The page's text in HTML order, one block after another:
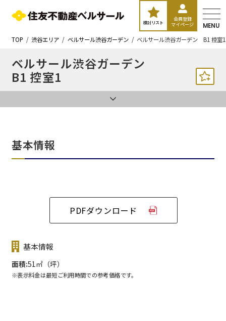
検討リスト
会員登録
マイページ
MENU
TOP
渋谷エリア ベルサール渋谷ガーデン ベルサール渋谷ガーデン B1 控室1
ベルサール渋谷ガーデン
B1 控室1
基本情報
PDFダウンロード
基本情報
面積 51㎡（坪）
※表示料金は最短ご利用時間での参考価格です。